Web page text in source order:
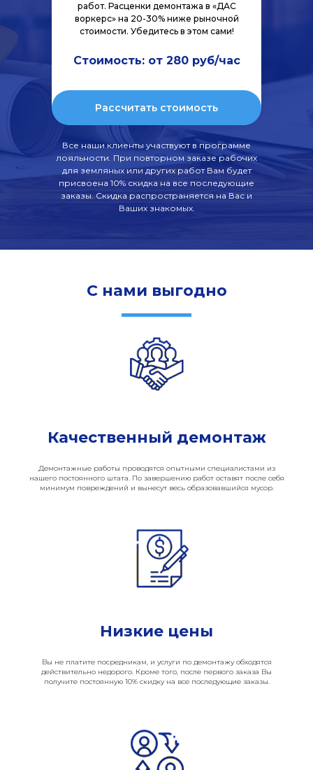
Все наши клиенты участвуют в программе
лояльности. При повторном заказе рабочих
для земляных или других работ Вам будет
присвоена 10% скидка на все последующие
заказы. Скидка распространяется на Вас и
Ваших знакомых.
работ. Расценки демонтажа в «ДАС
воркерс» на 20-30% ниже рыночной
стоимости. Убедитесь в этом сами!
Рассчитать стоимость
Стоимость: от 280 руб/час
С нами выгодно
Качественный демонтаж
Демонтажные работы проводятся опытными специалистами из
нашего постоянного штата. По завершению работ оставят после себя
минимум повреждений и вынесут весь образовавшийся мусор.
Низкие цены
Вы не платите посредникам, и услуги по демонтажу обходятся
действительно недорого. Кроме того, после первого заказа Вы
получите постоянную 10% скидку на все последующие заказы.